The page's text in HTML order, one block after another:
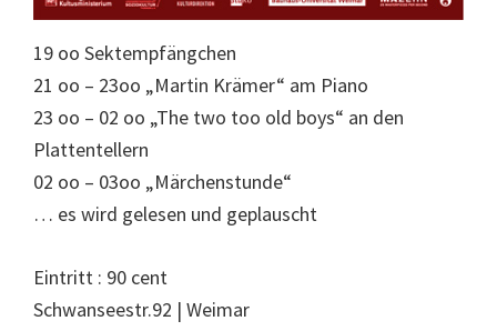
19 oo Sektempfängchen
21 oo – 23oo „Martin Krämer“ am Piano
23 oo – 02 oo „The two too old boys“ an den
Plattentellern
02 oo – 03oo „Märchenstunde“
… es wird gelesen und geplauscht
Eintritt : 90 cent
Schwanseestr.92 | Weimar